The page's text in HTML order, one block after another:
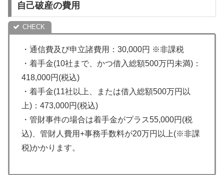
自己破産の費用
・通信費及び申立諸費用：30,000円 ※非課税
・着手金(10社まで、かつ借入総額500万円未満)：
418,000円(税込)
・着手金(11社以上、または借入総額500万円以
上)：473,000円(税込)
・管財事件の場合は着手金がプラス55,000円(税
込)、管財人費用+事務手数料が20万円以上(※非課
税)かかります。